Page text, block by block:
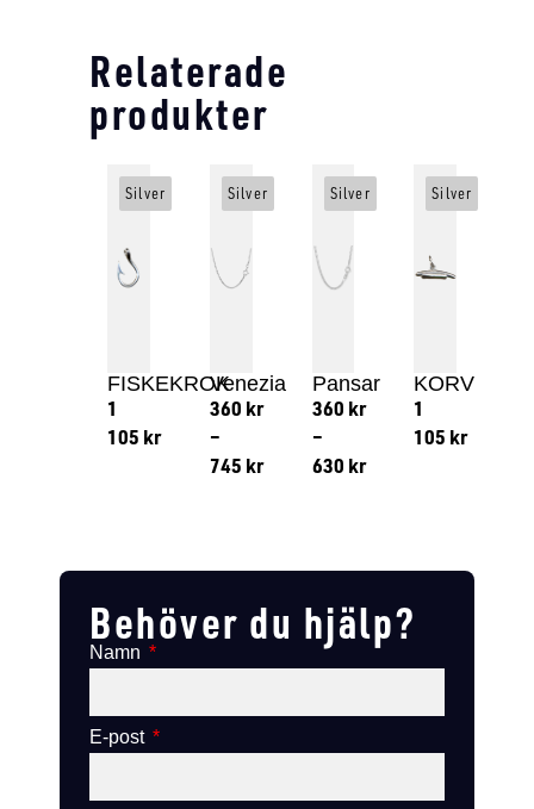
Relaterade
produkter
FISKEKROK
1
105 kr
Silver
Venezia
360 kr
–
745 kr
Silver
Pansar
360 kr
–
630 kr
Silver
KORV
1
105 kr
Silver
Behöver du hjälp?
Namn
E-post